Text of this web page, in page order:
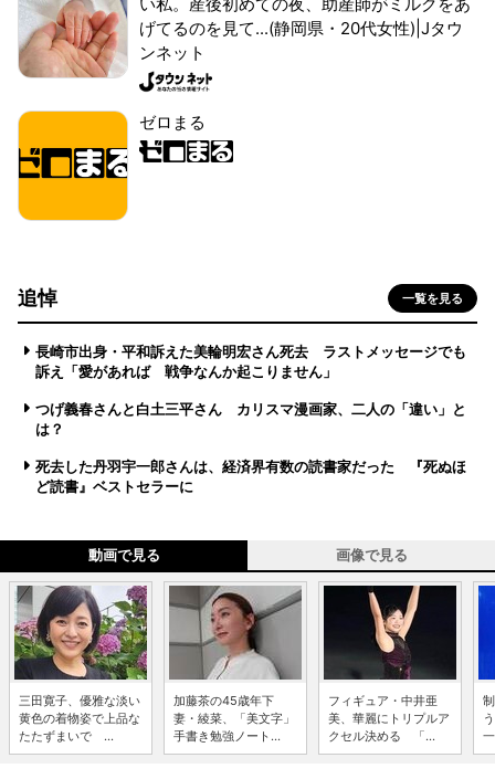
げてるのを見て...(静岡県・20代女性)|Jタウ
ンネット
ゼロまる
追悼 一覧を見る
長崎市出身・平和訴えた美輪明宏さん死去 ラストメッセージでも
訴え「愛があれば 戦争なんか起こりません」
つげ義春さんと白土三平さん カリスマ漫画家、二人の「違い」と
は？
死去した丹羽宇一郎さんは、経済界有数の読書家だった 『死ぬほ
ど読書』ベストセラーに
動画で見る 画像で見る
三田寛子、優雅な淡い
黄色の着物姿で上品な
たたずまいで ...
加藤茶の45歳年下
妻・綾菜、「美文字」
手書き勉強ノート...
フィギュア・中井亜
美、華麗にトリプルア
クセル決める 「...